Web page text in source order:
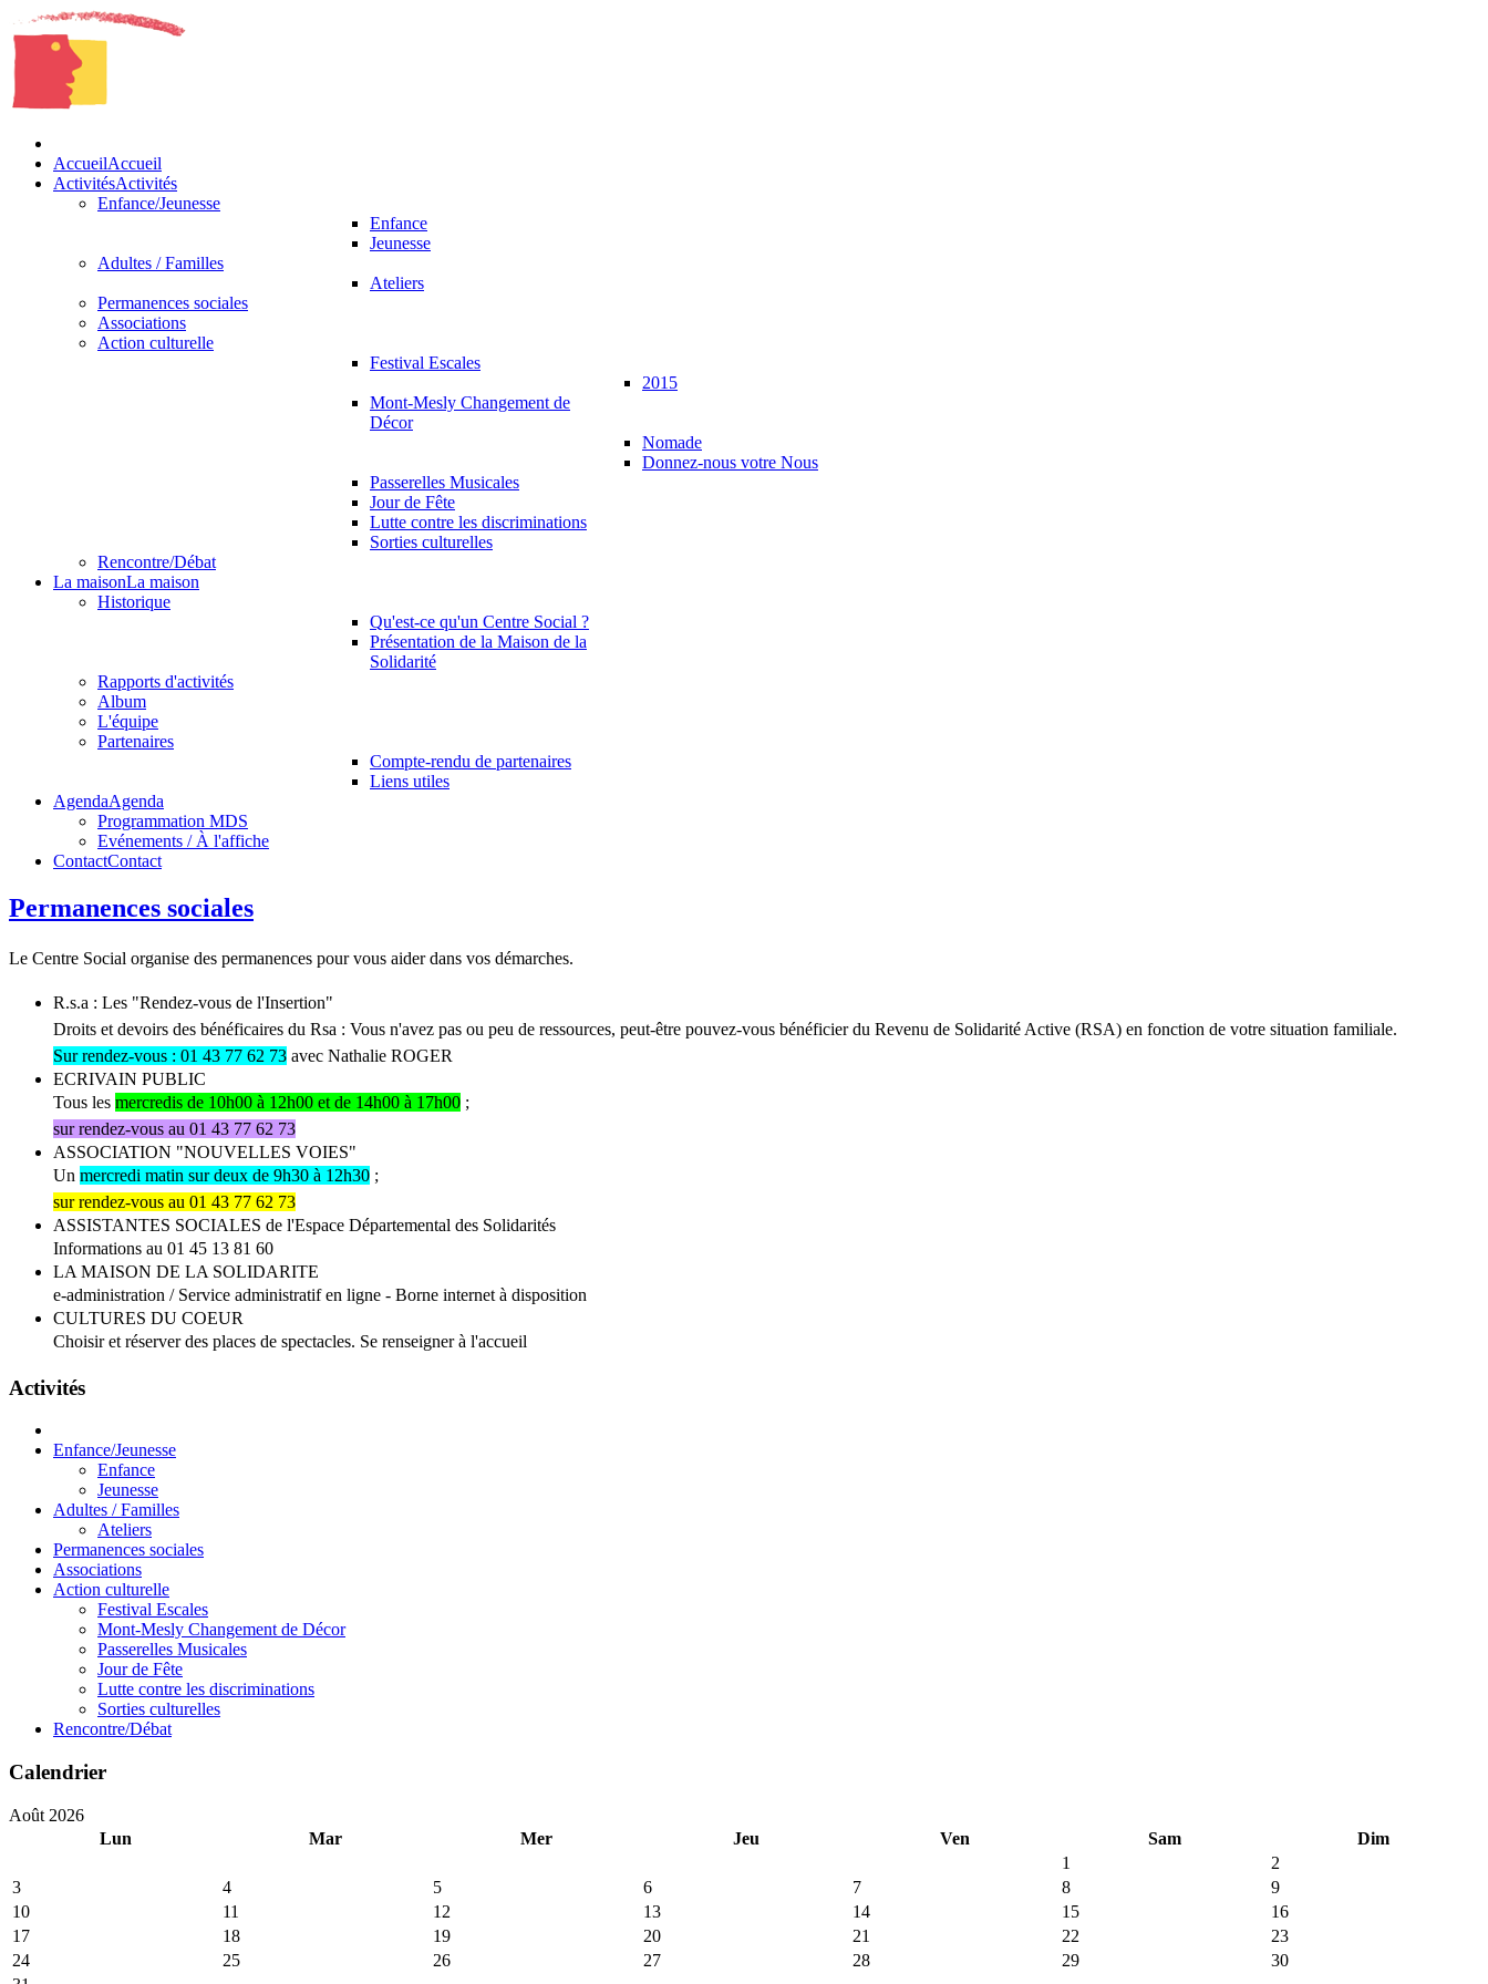
AccueilAccueil
ActivitésActivités
Enfance/Jeunesse
Enfance
Jeunesse
Adultes / Familles
Ateliers
Permanences sociales
Associations
Action culturelle
Festival Escales
2015
Mont-Mesly Changement de
Décor
Nomade
Donnez-nous votre Nous
Passerelles Musicales
Jour de Fête
Lutte contre les discriminations
Sorties culturelles
Rencontre/Débat
La maisonLa maison
Historique
Qu'est-ce qu'un Centre Social ?
Présentation de la Maison de la
Solidarité
Rapports d'activités
Album
L'équipe
Partenaires
Compte-rendu de partenaires
Liens utiles
AgendaAgenda
Programmation MDS
Evénements / À l'affiche
ContactContact
Permanences sociales
Le Centre Social organise des permanences pour vous aider dans vos démarches.
R.s.a : Les "Rendez-vous de l'Insertion"
Droits et devoirs des bénéficaires du Rsa : Vous n'avez pas ou peu de ressources, peut-être pouvez-vous bénéficier du Revenu de Solidarité Active (RSA) en fonction de votre situation familiale.
Sur rendez-vous : 01 43 77 62 73 avec Nathalie ROGER
ECRIVAIN PUBLIC
Tous les mercredis de 10h00 à 12h00 et de 14h00 à 17h00 ;
sur rendez-vous au 01 43 77 62 73
ASSOCIATION "NOUVELLES VOIES"
Un mercredi matin sur deux de 9h30 à 12h30 ;
sur rendez-vous au 01 43 77 62 73
ASSISTANTES SOCIALES de l'Espace Départemental des Solidarités
Informations au 01 45 13 81 60
LA MAISON DE LA SOLIDARITE
e-administration / Service administratif en ligne - Borne internet à disposition
CULTURES DU COEUR
Choisir et réserver des places de spectacles. Se renseigner à l'accueil
Activités
Enfance/Jeunesse
Enfance
Jeunesse
Adultes / Familles
Ateliers
Permanences sociales
Associations
Action culturelle
Festival Escales
Mont-Mesly Changement de Décor
Passerelles Musicales
Jour de Fête
Lutte contre les discriminations
Sorties culturelles
Rencontre/Débat
Calendrier
Août 2026
Lun
Mar Mer Jeu Ven Sam
Dim
1
2
3
4 5 6 7 8
9
10
11 12 13 14 15
16
17
18 19 20 21 22
23
24
25 26 27 28 29
30